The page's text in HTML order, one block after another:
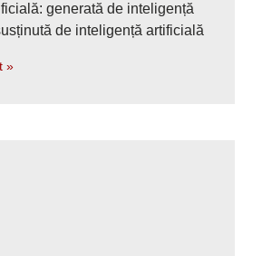
generată de inteligență
de inteligență artificială
»